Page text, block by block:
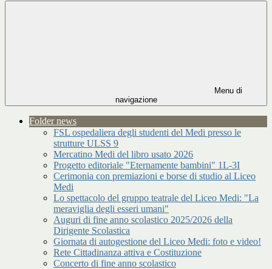
Menu di
navigazione
Folder news
FSL ospedaliera degli studenti del Medi presso le
strutture ULSS 9
Mercatino Medi del libro usato 2026
Progetto editoriale "Eternamente bambini" 1L-3I
Cerimonia con premiazioni e borse di studio al Liceo
Medi
Lo spettacolo del gruppo teatrale del Liceo Medi: "La
meraviglia degli esseri umani"
Auguri di fine anno scolastico 2025/2026 della
Dirigente Scolastica
Giornata di autogestione del Liceo Medi: foto e video!
Rete Cittadinanza attiva e Costituzione
Concerto di fine anno scolastico